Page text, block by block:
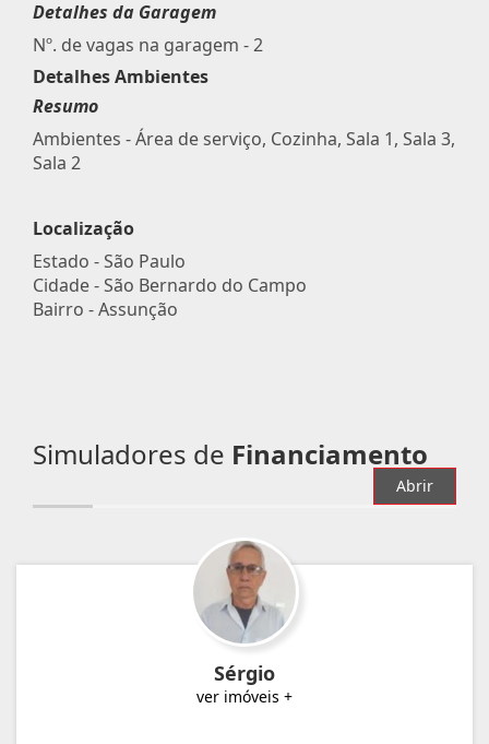
Detalhes da Garagem
Nº. de vagas na garagem - 2
Detalhes Ambientes
Resumo
Ambientes - Área de serviço, Cozinha, Sala 1, Sala 3,
Sala 2
Localização
Estado -São Paulo
Cidade -São Bernardo do Campo
Bairro -Assunção
Simuladores de Financiamento
Abrir
Sérgio
ver imóveis +